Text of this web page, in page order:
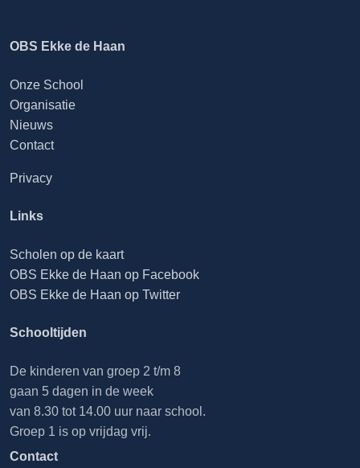
OBS Ekke de Haan
Onze School
Organisatie
Nieuws
Contact
Privacy
Links
Scholen op de kaart
OBS Ekke de Haan op Facebook
OBS Ekke de Haan op Twitter
Schooltijden
De kinderen van groep 2 t/m 8
gaan 5 dagen in de week
van 8.30 tot 14.00 uur naar school.
Groep 1 is op vrijdag vrij.
Contact